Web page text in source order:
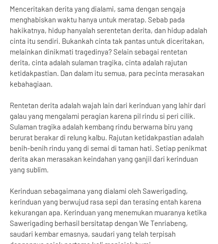
Menceritakan derita yang dialami, sama dengan sengaja
menghabiskan waktu hanya untuk meratap. Sebab pada
hakikatnya, hidup hanyalah serentetan derita, dan hidup adalah
cinta itu sendiri. Bukankah cinta tak pantas untuk diceritakan,
melainkan dinikmati tragedinya? Selain sebagai rentetan
derita, cinta adalah sulaman tragika, cinta adalah rajutan
ketidakpastian. Dan dalam itu semua, para pecinta merasakan
kebahagiaan.
Rentetan derita adalah wajah lain dari kerinduan yang lahir dari
galau yang mengalami peragian karena pil rindu si peri cilik.
Sulaman tragika adalah kembang rindu berwarna biru yang
berurat berakar di relung kalbu. Rajutan ketidakpastian adalah
benih-benih rindu yang di semai di taman hati. Setiap penikmat
derita akan merasakan keindahan yang ganjil dari kerinduan
yang sublim.
Kerinduan sebagaimana yang dialami oleh Sawerigading,
kerinduan yang berwujud rasa sepi dan terasing entah karena
kekurangan apa. Kerinduan yang menemukan muaranya ketika
Sawerigading berhasil bersitatap dengan We Tenriabeng,
saudari kembar emasnya, saudari yang telah terpisah